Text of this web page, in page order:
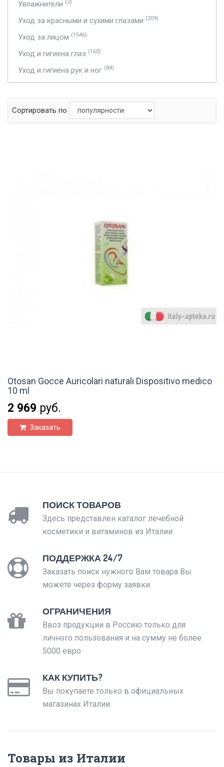
Увлажнители (2)
Уход за красными и сухими глазами (209)
Уход за лицом (1546)
Уход и гигиена глаз (160)
Уход и гигиена рук и ног (84)
Сортировать по
Otosan Gocce Auricolari naturali Dispositivo medico
10 ml
2 969 руб.
Заказать
ПОИСК ТОВАРОВ
Здесь представлен каталог лечебной
косметики и витаминов из Италии
ПОДДЕРЖКА 24/7
Заказать поиск нужного Вам товара Вы
можете через форму заявки
ОГРАНИЧЕНИЯ
Ввоз продукции в Россию только для
личного пользования и на сумму не более
5000 евро.
КАК КУПИТЬ?
Вы покупаете только в официальных
магазинах Италии.
Товары из Италии